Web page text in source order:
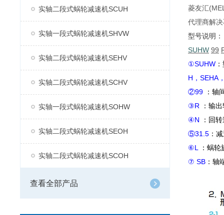
实轴二段式蜗轮减速机SCUH
实轴一段式蜗轮减速机SHVW
实轴二段式蜗轮减速机SEHV
实轴二段式蜗轮减速机SCHV
实轴一段式蜗轮减速机SOHW
实轴二段式蜗轮减速机SEOH
实轴二段式蜗轮减速机SCOH
查看全部产品
菱友汇
代理商解
型号说明：
SUHW 99
①SUHW
H，SEHA
②99
：轴
③R
：输
④N
：回
⑤31.5 ：
⑥L
：蜗
⑦ SB ：轴